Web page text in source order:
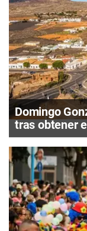
Domingo
tras obtener